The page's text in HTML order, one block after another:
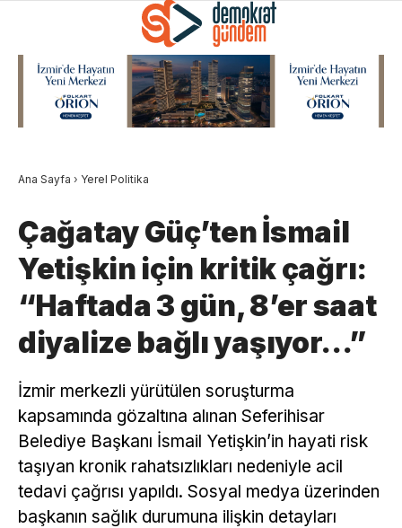
Ana Sayfa › Yerel Politika
Çağatay Güç’ten İsmail
Yetişkin için kritik çağrı:
“Haftada 3 gün, 8’er saat
diyalize bağlı yaşıyor…”
İzmir merkezli yürütülen soruşturma
kapsamında gözaltına alınan Seferihisar
Belediye Başkanı İsmail Yetişkin’in hayati risk
taşıyan kronik rahatsızlıkları nedeniyle acil
tedavi çağrısı yapıldı. Sosyal medya üzerinden
başkanın sağlık durumuna ilişkin detayları